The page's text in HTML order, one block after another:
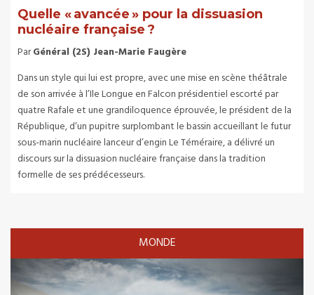
Quelle « avancée » pour la dissuasion
nucléaire française ?
ParGénéral (2S) Jean-Marie Faugère
Dans un style qui lui est propre, avec une mise en scène théâtrale
de son arrivée à l’Ile Longue en Falcon présidentiel escorté par
quatre Rafale et une grandiloquence éprouvée, le président de la
République, d’un pupitre surplombant le bassin accueillant le futur
sous-marin nucléaire lanceur d’engin Le Téméraire, a délivré un
discours sur la dissuasion nucléaire française dans la tradition
formelle de ses prédécesseurs.
MONDE